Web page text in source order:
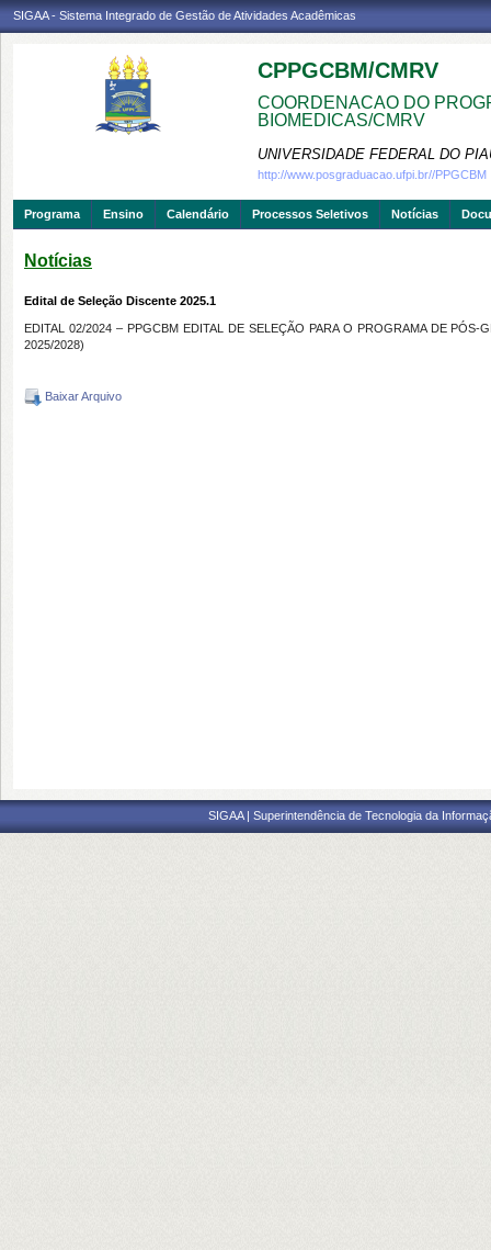
SIGAA - Sistema Integrado de Gestão de Atividades Acadêmicas
CPPGCBM/CMRV
COORDENACAO DO
BIOMEDICAS/CMRV
UNIVERSIDADE FEDERAL DO
http://www.posgraduacao.ufpi.br//PPGCBM
Programa Ensino Calendário Processos Seletivos Notícias
Notícias
Edital de Seleção Discente 2025.1
EDITAL 02/2024 – PPGCBM EDITAL DE SELEÇÃO PARA O PROGRAMA DE
2025/2028)
Baixar Arquivo
SIGAA | Superintendência de Tecnologia da